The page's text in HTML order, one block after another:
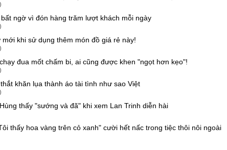
ngờ vì đón hàng trăm lượt khách mỗi ngày
khi sử dụng thêm món đồ giá rẻ này!
đua mốt chấm bi, ai cũng được khen "ngọt hơn kẹo"!
khăn lụa thành áo tài tình như sao Việt
thấy "sướng và đã" khi xem Lan Trinh diễn hài
thấy hoa vàng trên cỏ xanh" cười hết nấc trong tiệc thôi nôi ngoài